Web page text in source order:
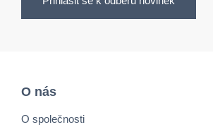
O nás
O společnosti